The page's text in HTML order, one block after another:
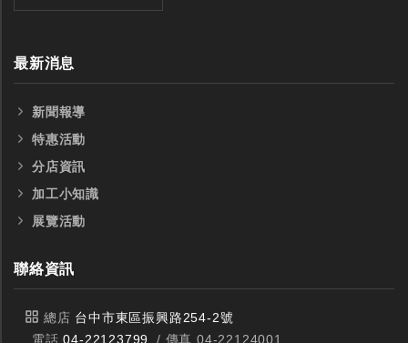
最新消息
新聞報導
特惠活動
分店資訊
加工小知識
展覽活動
聯絡資訊
總店 台中市東區振興路254-2號
電話04-22123799 / 傳真 04-22124001